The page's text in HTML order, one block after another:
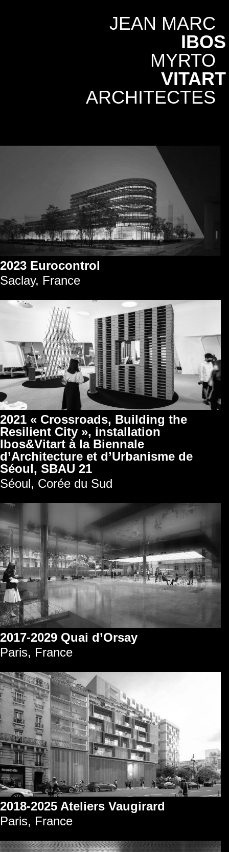
JEAN MARC
IBOS
MYRTO
VITART
ARCHITECTES
2023 Eurocontrol
Saclay, France
2021 « Crossroads, Building the
Resilient City », installation
Ibos&Vitart à la Biennale
d’Architecture et d’Urbanisme de
Séoul, SBAU 21
Séoul, Corée du Sud
2017-2029 Quai d’Orsay
Paris, France
2018-2025 Ateliers Vaugirard
Paris, France